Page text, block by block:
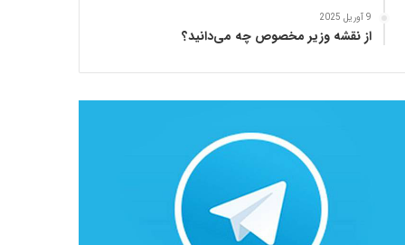
9 آوریل 2025
از نقشه وزیر مخصوص چه می‌دانید؟